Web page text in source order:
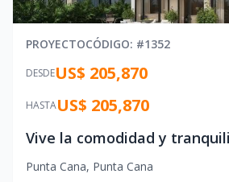
PROYECTOCÓDIGO: #1352
DESDEUS$ 205,870
HASTAUS$ 205,870
Punta Cana, Punta Cana